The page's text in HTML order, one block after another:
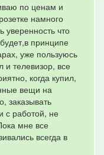
по ценам и
намного
уверенность что
принципе
уже пользуюсь
и телевизор, все
когда купил,
вещи на
заказывать
с работой, не
мне все
всегда в